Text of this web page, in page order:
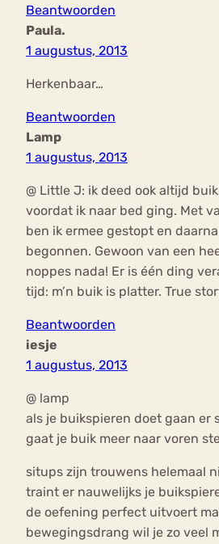
Beantwoorden
Paula.
1 augustus, 2013
Herkenbaar…
Beantwoorden
Lamp
1 augustus, 2013
@ Little J: ik deed ook altijd
voordat ik naar bed ging. Met
ben ik ermee gestopt en
begonnen. Gewoon van een
noppes nada! Er is één ding
tijd: m’n buik is platter. True
Beantwoorden
iesje
1 augustus, 2013
@ lamp
als je buikspieren doet gaan er
gaat je buik meer naar voren
situps zijn trouwens helemaal
traint er nauwelijks je
de oefening perfect uitvoert
bewegingsdrang wil je zo veel